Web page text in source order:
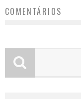
COMENTÁRIOS